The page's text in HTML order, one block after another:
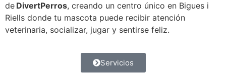
de DivertPerros, creando un centro único en Bigues i
Riells donde tu mascota puede recibir atención
veterinaria, socializar, jugar y sentirse feliz.
Servicios